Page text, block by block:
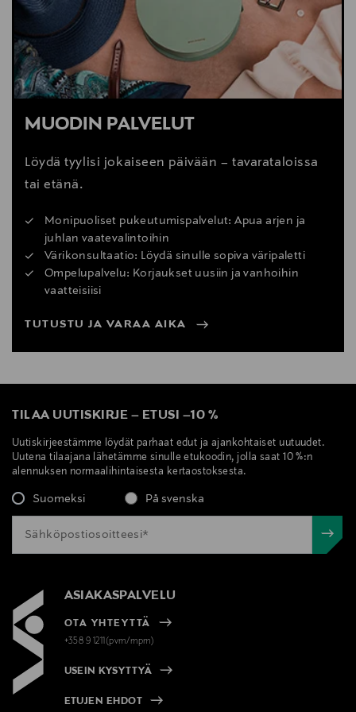
MUODIN PALVELUT
Löydä tyylisi jokaiseen päivään – tavarataloissa
tai etänä.
Monipuoliset pukeutumispalvelut: Apua arjen ja
juhlan vaatevalintoihin
Värikonsultaatio: Löydä sinulle sopiva väripaletti
Ompelupalvelu: Korjaukset uusiin ja vanhoihin
vaatteisiisi
TUTUSTU JA VARAA AIKA
TILAA UUTISKIRJE – ETUSI –10 %
Uutiskirjeestämme löydät parhaat edut ja ajankohtaiset uutuudet.
Uutena tilaajana lähetämme sinulle etukoodin, jolla saat 10 %:n
alennuksen normaalihintaisesta kertaostoksesta.
Suomeksi På svenska
ASIAKASPALVELU
OTA YHTEYTTÄ
+358 9 1211(pvm/mpm)
USEIN KYSYTTYÄ
ETUJEN EHDOT